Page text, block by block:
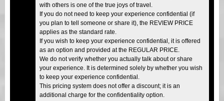
with others is one of the true joys of travel.
If you do not need to keep your experience confidential (if
you plan to tell someone or share it), the REVIEW PRICE
applies as the standard rate.
If you wish to keep your experience confidential, it is offered
as an option and provided at the REGULAR PRICE.
We do not verify whether you actually talk about or share
your experience. It is determined solely by whether you wish
to keep your experience confidential.
This pricing system does not offer a discount; it is an
additional charge for the confidentiality option.